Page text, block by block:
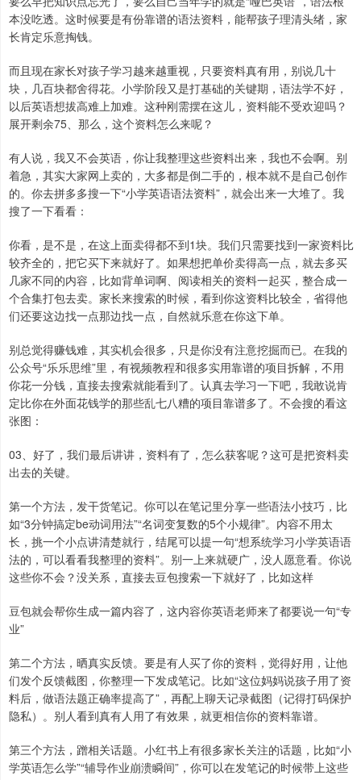
本没吃透。这时候要是有份靠谱的语法资料，能帮孩子理清头绪，家
长肯定乐意掏钱。
而且现在家长对孩子学习越来越重视，只要资料真有用，别说几十
块，几百块都舍得花。小学阶段又是打基础的关键期，语法学不好，
以后英语想拔高难上加难。这种刚需摆在这儿，资料能不受欢迎吗？
展开剩余75、那么，这个资料怎么来呢？
有人说，我又不会英语，你让我整理这些资料出来，我也不会啊。别
着急，其实大家网上卖的，大多都是倒二手的，根本就不是自己创作
的。你去拼多多搜一下“小学英语语法资料”，就会出来一大堆了。我
搜了一下看看：
你看，是不是，在这上面卖得都不到1块。我们只需要找到一家资料比
较齐全的，把它买下来就好了。如果想把单价卖得高一点，就去多买
几家不同的内容，比如背单词啊、阅读相关的资料一起买，整合成一
个合集打包去卖。家长来搜索的时候，看到你这资料比较全，省得他
们还要这边找一点那边找一点，自然就乐意在你这下单。
别总觉得赚钱难，其实机会很多，只是你没有注意挖掘而已。在我的
公众号“乐乐思维”里，有视频教程和很多实用靠谱的项目拆解，不用
你花一分钱，直接去搜索就能看到了。认真去学习一下吧，我敢说肯
定比你在外面花钱学的那些乱七八糟的项目靠谱多了。不会搜的看这
张图：
03、好了，我们最后讲讲，资料有了，怎么获客呢？这可是把资料卖
出去的关键。
第一个方法，发干货笔记。你可以在笔记里分享一些语法小技巧，比
如“3分钟搞定be动词用法”“名词变复数的5个小规律”。内容不用太
长，挑一个小点讲清楚就行，结尾可以提一句“想系统学习小学英语语
法的，可以看看我整理的资料”。别一上来就硬广，没人愿意看。你说
这些你不会？没关系，直接去豆包搜索一下就好了，比如这样
豆包就会帮你生成一篇内容了，这内容你英语老师来了都要说一句“专
业”
第二个方法，晒真实反馈。要是有人买了你的资料，觉得好用，让他
们发个反馈截图，你整理一下发成笔记。比如“这位妈妈说孩子用了资
料后，做语法题正确率提高了”，再配上聊天记录截图（记得打码保护
隐私）。别人看到真有人用了有效果，就更相信你的资料靠谱。
第三个方法，蹭相关话题。小红书上有很多家长关注的话题，比如“小
学英语怎么学”“辅导作业崩溃瞬间”，你可以在发笔记的时候带上这些